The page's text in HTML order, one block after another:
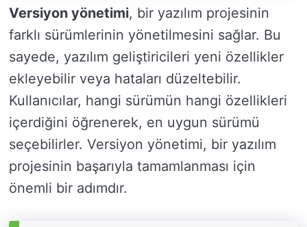
Versiyon yönetimi, bir yazılım projesinin
farklı sürümlerinin yönetilmesini sağlar. Bu
sayede, yazılım geliştiricileri yeni özellikler
ekleyebilir veya hataları düzeltebilir.
Kullanıcılar, hangi sürümün hangi özellikleri
içerdiğini öğrenerek, en uygun sürümü
seçebilirler. Versiyon yönetimi, bir yazılım
projesinin başarıyla tamamlanması için
önemli bir adımdır.